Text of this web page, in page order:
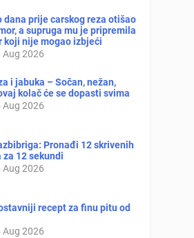
dana prije carskog reza otišao
a supruga mu je pripremila
koji nije mogao izbjeći
Aug 2026
i jabuka – Sočan, nežan,
kolač će se dopasti svima
Aug 2026
Pronađi 12 skrivenih
12 sekundi
Aug 2026
recept za finu pitu od
Aug 2026